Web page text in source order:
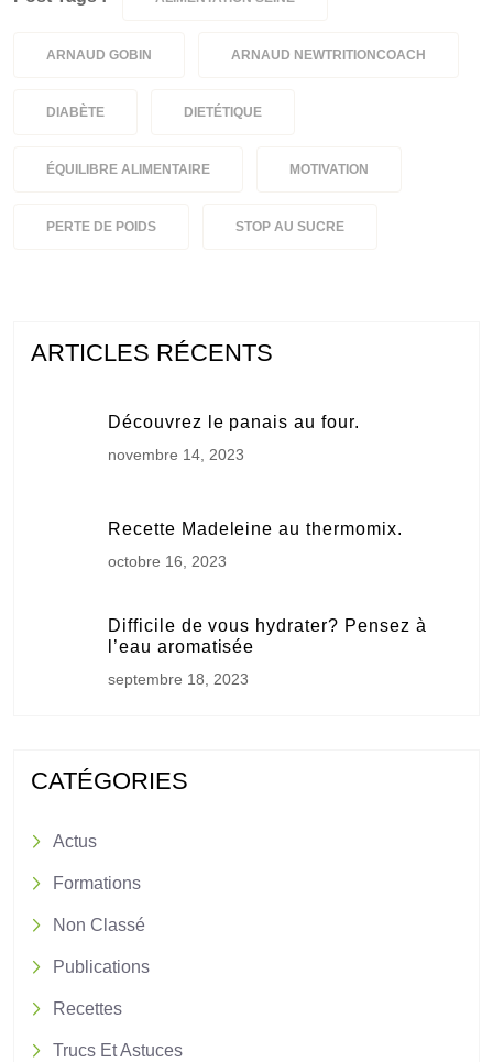
ARNAUD GOBIN ARNAUD NEWTRITIONCOACH
DIABÈTE DIETÉTIQUE
ÉQUILIBRE ALIMENTAIRE MOTIVATION
PERTE DE POIDS STOP AU SUCRE
ARTICLES RÉCENTS
Découvrez le panais au four.
novembre 14, 2023
Recette Madeleine au thermomix.
octobre 16, 2023
Difficile de vous hydrater? Pensez à
l’eau aromatisée
septembre 18, 2023
CATÉGORIES
Actus
Formations
Non Classé
Publications
Recettes
Trucs Et Astuces